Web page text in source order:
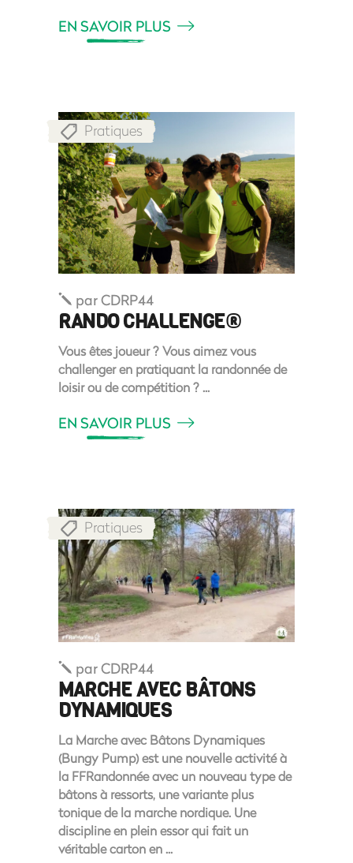
EN SAVOIR PLUS
Pratiques
parCDRP44
RANDO CHALLENGE®
Vous êtes joueur ? Vous aimez vous
challenger en pratiquant la randonnée de
loisir ou de compétition ?
EN SAVOIR PLUS
Pratiques
parCDRP44
MARCHE AVEC BÂTONS
DYNAMIQUES
La Marche avec Bâtons Dynamiques
(Bungy Pump) est une nouvelle activité à
la FFRandonnée avec un nouveau type de
bâtons à ressorts, une variante plus
tonique de la marche nordique. Une
discipline en plein essor qui fait un
véritable carton en